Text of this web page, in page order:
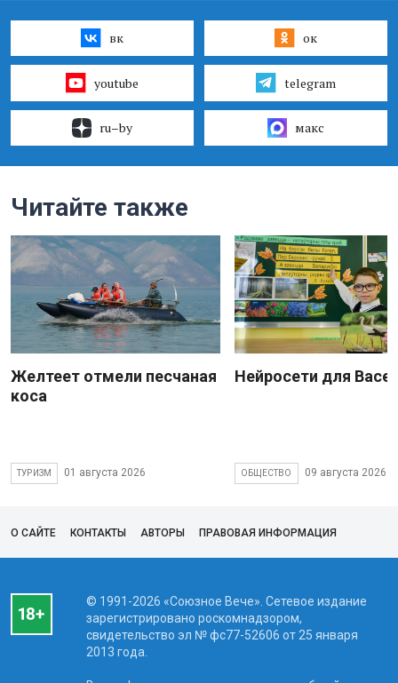
вк ок
youtube telegram
ru–by макс
Читайте также
Желтеет отмели песчаная
коса
ТУРИЗМ 01 августа 2026
Нейросети для
ОБЩЕСТВО 09 августа 2026
О САЙТЕ КОНТАКТЫ АВТОРЫ ПРАВОВАЯ ИНФОРМАЦИЯ
© 1991-2026 «Союзное Вече». Сетевое издание
зарегистрировано роскомнадзором,
свидетельство эл № фc77-52606 от 25 января
2013 года.